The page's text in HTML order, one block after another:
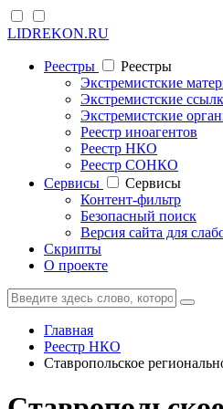
LIDREKON.RU
Реестры
Реестры
Экстремистские
Экстремистские
Экстремистские
Реестр иноагентов
Реестр НКО
Реестр СОНКО
Cервисы
Cервисы
Контент-фильтр
Безопасный поиск
Версия сайта для
Скрипты
О проекте
Главная
Реестр НКО
Ставропольское